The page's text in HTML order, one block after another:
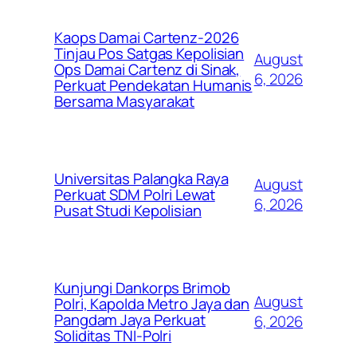
Kaops Damai Cartenz-2026
Tinjau Pos Satgas Kepolisian
Ops Damai Cartenz di Sinak,
Perkuat Pendekatan Humanis
Bersama Masyarakat
August
6, 2026
Universitas Palangka Raya
Perkuat SDM Polri Lewat
Pusat Studi Kepolisian
August
6, 2026
Kunjungi Dankorps Brimob
Polri, Kapolda Metro Jaya dan
Pangdam Jaya Perkuat
Soliditas TNI-Polri
August
6, 2026